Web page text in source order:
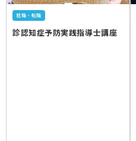
就職・転職
診認知症予防実践指導士講座